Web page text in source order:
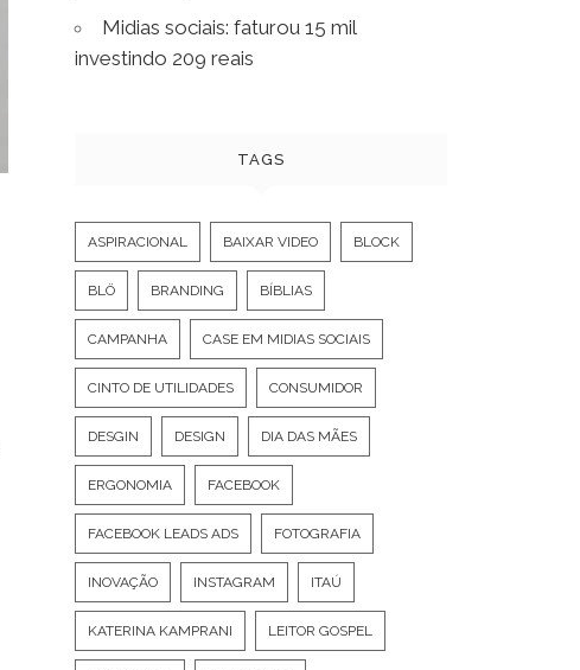
Midias sociais: faturou 15 mil
investindo 209 reais
TAGS
ASPIRACIONAL BAIXAR VIDEO BLOCK
BLÖ BRANDING BÍBLIAS
CAMPANHA CASE EM MIDIAS SOCIAIS
CINTO DE UTILIDADES CONSUMIDOR
DESGIN DESIGN DIA DAS MÃES
ERGONOMIA FACEBOOK
FACEBOOK LEADS ADS FOTOGRAFIA
INOVAÇÃO INSTAGRAM ITAÚ
KATERINA KAMPRANI LEITOR GOSPEL